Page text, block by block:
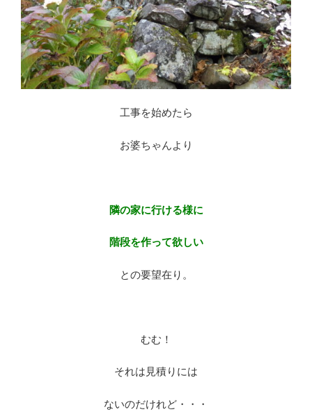
工事を始めたら
お婆ちゃんより
隣の家に行ける様に
階段を作って欲しい
との要望在り。
むむ！
それは見積りには
ないのだけれど・・・